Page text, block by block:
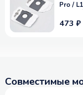
Pro /
473 ₽
Совместимые